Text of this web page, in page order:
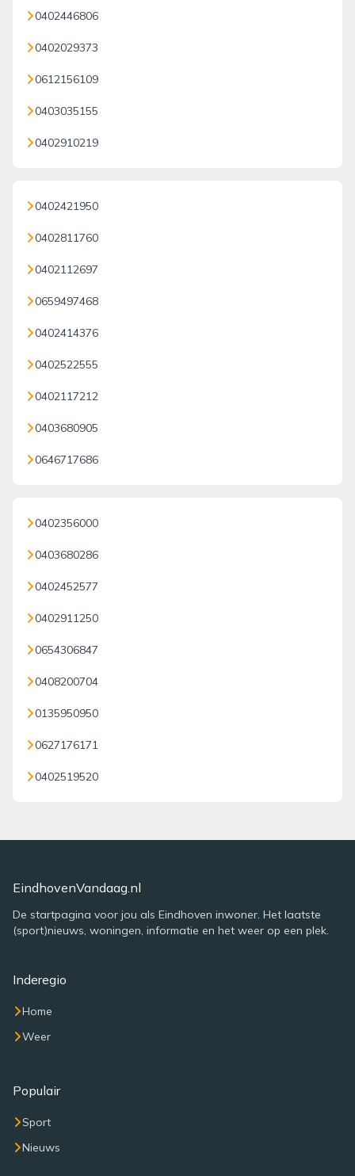
0402446806
0402029373
0612156109
0403035155
0402910219
0402421950
0402811760
0402112697
0659497468
0402414376
0402522555
0402117212
0403680905
0646717686
0402356000
0403680286
0402452577
0402911250
0654306847
0408200704
0135950950
0627176171
0402519520
EindhovenVandaag.nl
De startpagina voor jou als Eindhoven inwoner. Het laatste
(sport)nieuws, woningen, informatie en het weer op een plek.
Inderegio
Home
Weer
Populair
Sport
Nieuws